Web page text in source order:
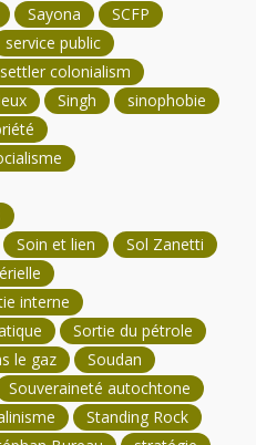
Sayona
SCFP
service public
settler colonialism
Singh
sinophobie
Soin et lien
Sol Zanetti
interne
Sortie du pétrole
le gaz
Soudan
Souveraineté autochtone
Standing Rock